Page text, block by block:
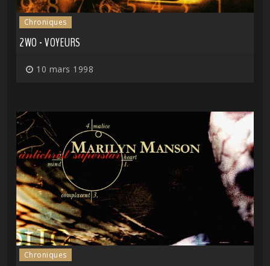
Chroniques
2WO - VOYEURS
10 mars 1998
Chroniques